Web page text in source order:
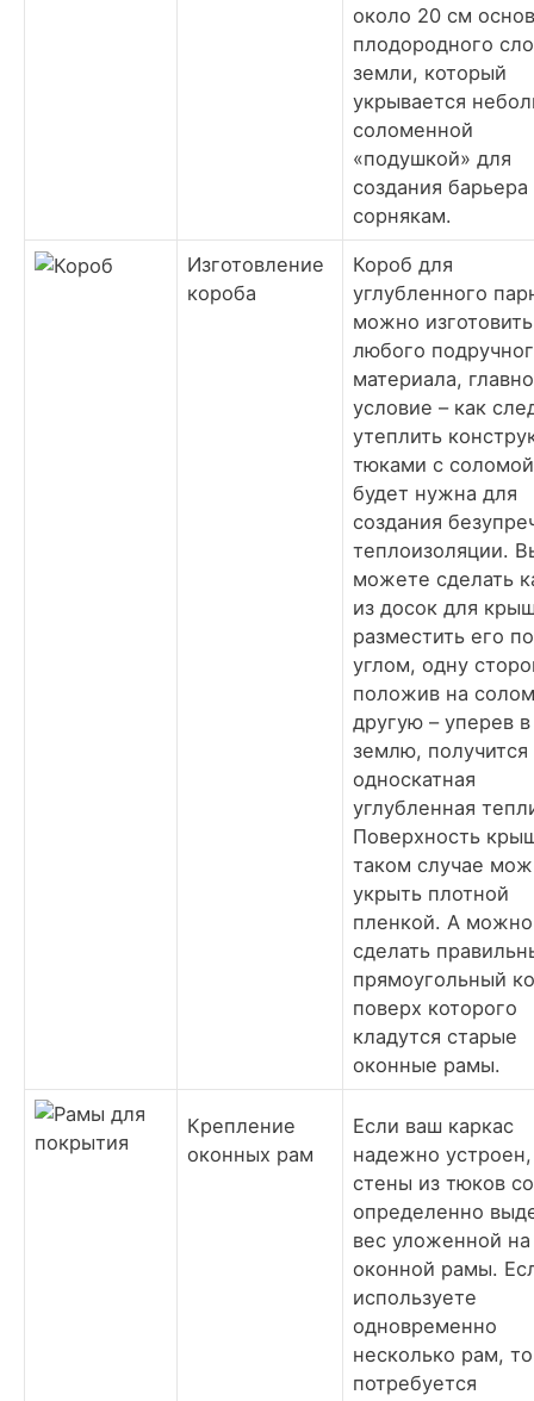
около 20 см
плодородного
земли, который
укрывается
соломенной
«подушкой» для
создания барьера
сорнякам.
Изготовление
короба
Короб для
углубленного
можно
любого
материала,
условие – как
утеплить
тюками с
будет нужна для
создания
теплоизоляции.
можете сделать
из досок для
разместить его
углом, одну
положив на
другую – уперев в
землю, получится
односкатная
углубленная
Поверхность
таком случае
укрыть плотной
пленкой. А можно
сделать
прямоугольный
поверх которого
кладутся старые
оконные рамы.
Крепление
оконных рам
Если ваш каркас
надежно
стены из тюков
определенно
вес уложенной
оконной рамы.
используете
одновременно
несколько рам, то
потребуется